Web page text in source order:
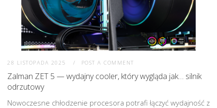
28 LISTOPADA 2025 POST A COMMENT
Zalman ZET 5 — wydajny cooler, który wygląda jak… silnik
odrzutowy
Nowoczesne chłodzenie procesora potrafi łączyć wydajność z